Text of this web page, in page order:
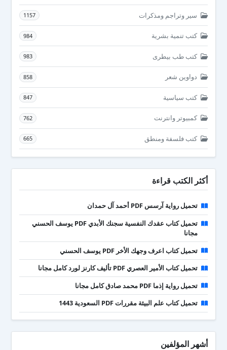
سير وتراجم ومذكرات 1157
كتب تنمية بشرية 984
كتب طب بيطرى 983
دواوين شعر 858
كتب سياسية 847
كمبيوتر وانترنت 762
كتب فلسفة ومنطق 665
أكثر الكتب قراءة
تحميل رواية آرسس PDF أحمد آل حمدان
تحميل كتاب عقدك النفسية سجنك الأبدي PDF يوسف الحسني
مجانا
تحميل كتاب اعرف وجهك الأخر PDF يوسف الحسني
تحميل كتاب الأمير العصري PDF تأليف كارنز لورد كامل مجانا
تحميل رواية إذما PDF محمد صادق كامل مجانا
تحميل كتاب علم البيئة مقررات PDF السعودية 1443
أشهر المؤلفين